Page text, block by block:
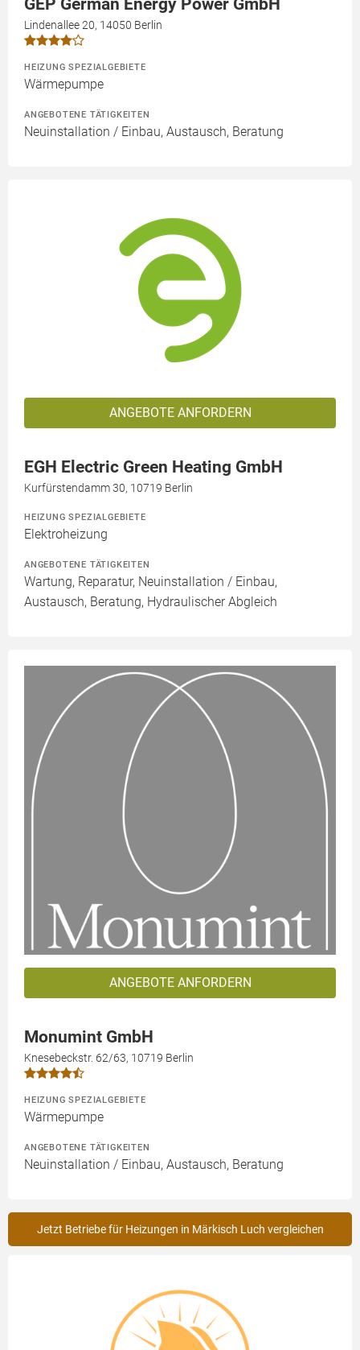
Lindenallee 20, 14050 Berlin
HEIZUNG SPEZIALGEBIETE
Wärmepumpe
ANGEBOTENE TÄTIGKEITEN
Neuinstallation / Einbau, Austausch, Beratung
ANGEBOTE ANFORDERN
EGH Electric Green Heating GmbH
Kurfürstendamm 30, 10719 Berlin
HEIZUNG SPEZIALGEBIETE
Elektroheizung
ANGEBOTENE TÄTIGKEITEN
Wartung, Reparatur, Neuinstallation / Einbau,
Austausch, Beratung, Hydraulischer Abgleich
ANGEBOTE ANFORDERN
Monumint GmbH
Knesebeckstr. 62/63, 10719 Berlin
HEIZUNG SPEZIALGEBIETE
Wärmepumpe
ANGEBOTENE TÄTIGKEITEN
Neuinstallation / Einbau, Austausch, Beratung
Jetzt Betriebe für Heizungen in Märkisch Luch vergleichen